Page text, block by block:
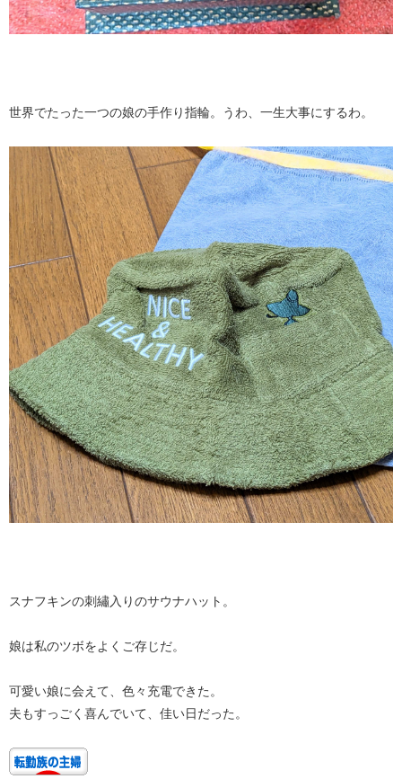
世界でたった一つの娘の手作り指輪。うわ、一生大事にするわ。
スナフキンの刺繡入りのサウナハット。
娘は私のツボをよくご存じだ。
可愛い娘に会えて、色々充電できた。
夫もすっごく喜んでいて、佳い日だった。